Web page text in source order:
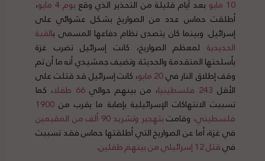
10 مايو بعد أيام قليلة من التحذير الذي وقعيوم4 مايو،
أطلقت حماس عدد من الصواريخ بشكل عشوائي على
إسرائيل. وبينما كان يتصدى نظام دفاعها المسمى بالقبة
الحديدية لمعظم الصواريخ، كانت إسرائيل تضرب غزة
بأسلحتها المتقدمة والحديثة. وتضيف جمشيدي أنه ما أن تم
وقف إطلاق النار في20مايو، كانت إسرائيل قد قتلت على
الأقل
فلسطينيا، من بينهم حوالي طفلا، كما
تسببت الانتهاكات الإسرائيلية بإصابة ما يقرب من 1900
فلسطيني، وقامتبتهجير وتشريد90 ألفمن المقيمين
في غزة، أما عن الصواريخ التي أطلقتها حماس فقد تسببت
فيقتل إسرائيليمنبينهمطفلين.